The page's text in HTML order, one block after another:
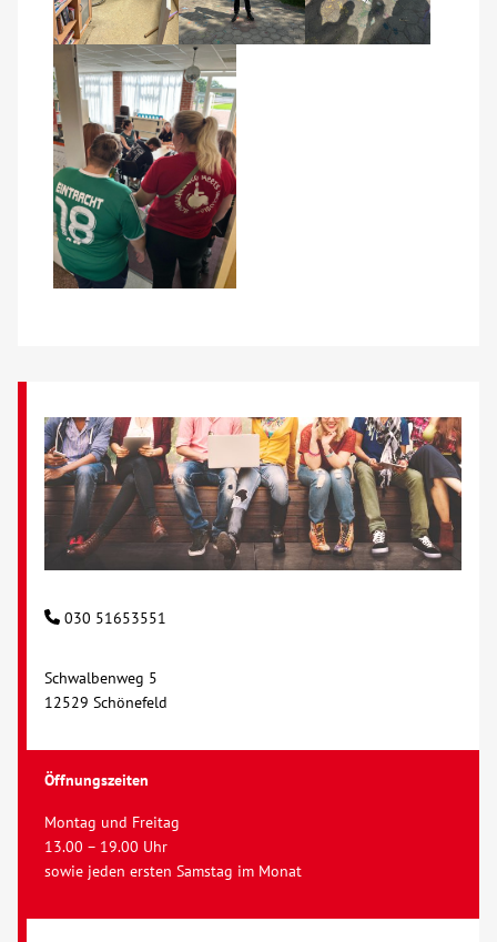
030 51653551
Schwalbenweg 5
12529 Schönefeld
Öffnungszeiten
Montag und Freitag
13.00 – 19.00 Uhr
sowie jeden ersten Samstag im Monat